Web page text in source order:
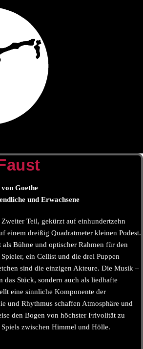
Goethe
und Erwachsene
Teil, gekürzt auf einhundertzehn
einem dreißig Quadratmeter kleinen Podest.
als Bühne und optischer Rahmen für den
ein Cellist und die drei Puppen
sind die einzigen Akteure. Die Musik –
das Stück, sondern auch als liedhafte
eine sinnliche Komponente der
und Rhythmus schaffen Atmosphäre und
den Bogen von höchster Frivolität zu
zwischen Himmel und Hölle.